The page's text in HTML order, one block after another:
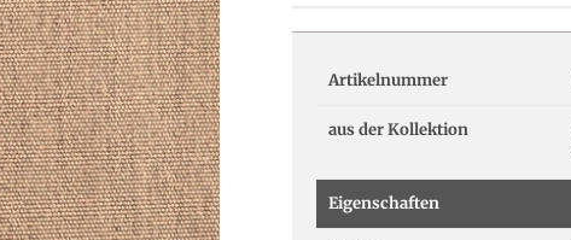
Artikelnummer
aus der Kollektion
Eigenschaften